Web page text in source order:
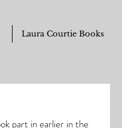
Laura Courtie Books
part in earlier in the